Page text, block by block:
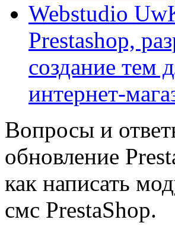
Webstudio
Prestashop,
создание тем
интернет-
Вопросы и
обновление
как написать
смс PrestaShop.